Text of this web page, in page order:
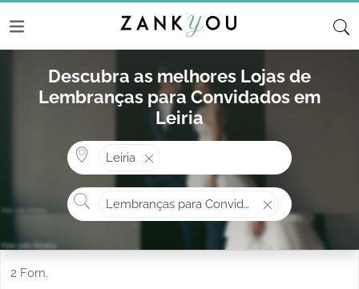
Descubra as melhores Lojas de
Lembranças para Convidados em
Leiria
Leiria
O que procura?
Lembranças para Convidados
2 Forn.